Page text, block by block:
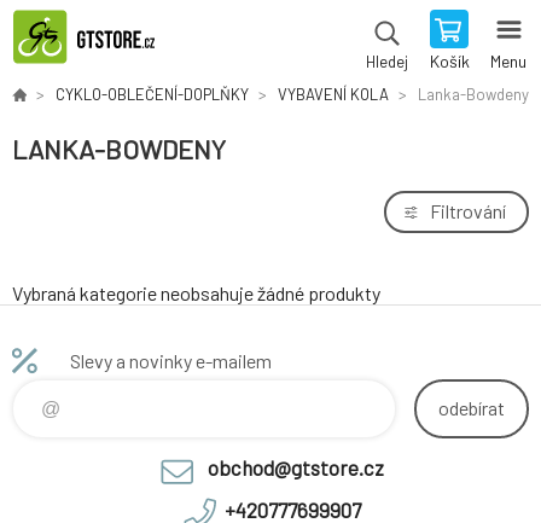
Hledej Košík Menu
CYKLO-OBLEČENÍ-DOPLŇKY VYBAVENÍ KOLA Lanka-Bowdeny
LANKA-BOWDENY
Filtrování
Vybraná kategorie neobsahuje žádné produkty
Slevy a novinky e-mailem
odebírat
obchod@gtstore.cz
+420777699907